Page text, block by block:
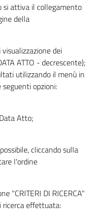
si attiva il collegamento
della
dei
ATTO - decrescente);
utilizzando il menù in
opzioni:
Atto;
cliccando sulla
l'ordine
"CRITERI DI RICERCA"
ricerca effettuata: